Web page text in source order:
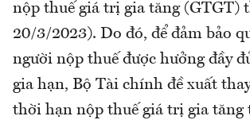
nộp thuế giá trị gia tăng (GTGT)
20/3/2023). Do đó, để đảm bảo
người nộp thuế được hưởng đầy
gia hạn, Bộ Tài chính đề xuất
thời hạn nộp thuế giá trị gia tăng